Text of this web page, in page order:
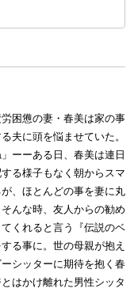
困憊の妻・春美は家の事
夫に頭を悩ませていた。
ーーある日、春美は連日
る様子もなく朝からスマ
、ほとんどの事を妻に丸
んな時、友人からの勧め
くれると言う『伝説のベ
る事に。世の母親が抱え
シッターに期待を抱く春
はかけ離れた男性シッタ